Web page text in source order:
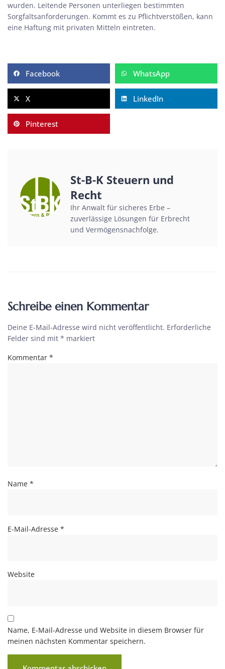
wurden. Leitende Personen unterliegen bestimmten
Sorgfaltsanforderungen. Kommt es zu Pflichtverstößen, kann
eine Haftung mit privaten Mitteln eintreten.
Facebook WhatsApp
X LinkedIn
Pinterest
St-B-K Steuern und
Recht
Ihr Anwalt für sicheres Erbe –
zuverlässige Lösungen für Erbrecht
und Vermögensnachfolge.
Schreibe einen Kommentar
Deine E-Mail-Adresse wird nicht veröffentlicht. Erforderliche
Felder sind mit * markiert
Kommentar *
Name *
E-Mail-Adresse *
Website
Name, E-Mail-Adresse und Website in diesem Browser für
meinen nächsten Kommentar speichern.